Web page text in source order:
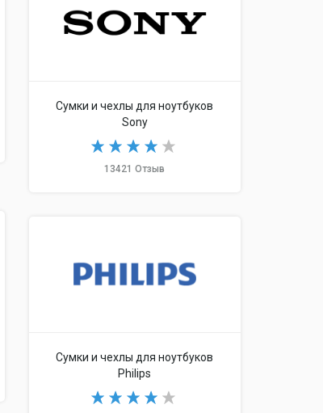
Сумки и чехлы для ноутбуков
Sony
13421 Отзыв
Сумки и чехлы для ноутбуков
Philips